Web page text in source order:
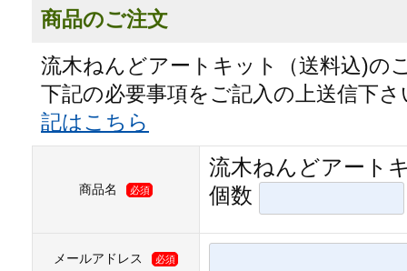
商品のご注文
流木ねんどアートキット（送料込)の
下記の必要事項をご記入の上送信下
記はこちら
商品名 必須
流木ねんどアート
個数
メールアドレス 必須